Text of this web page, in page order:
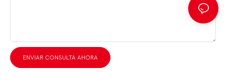
ENVIAR CONSULTA AHORA